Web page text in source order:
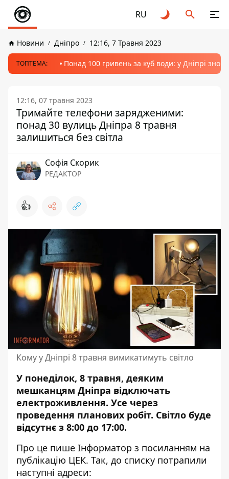
RU
Новини Дніпро 12:16, 7 Травня 2023
ТОПТЕМА: Понад 100 гривень за куб води: у Дніпрі
12:16, 07 травня 2023
Тримайте телефони зарядженими:
понад 30 вулиць Дніпра 8 травня
залишиться без світла
Софія Скорик
РЕДАКТОР
👍
Кому у Дніпрі 8 травня вимикатимуть світло
У понеділок, 8 травня, деяким
мешканцям Дніпра відключать
електроживлення. Усе через
проведення планових робіт. Світло буде
відсутнє з 8:00 до 17:00.
Про це пише Інформатор з посиланням на
публікацію ЦЕК. Так, до списку потрапили
наступні адреси: